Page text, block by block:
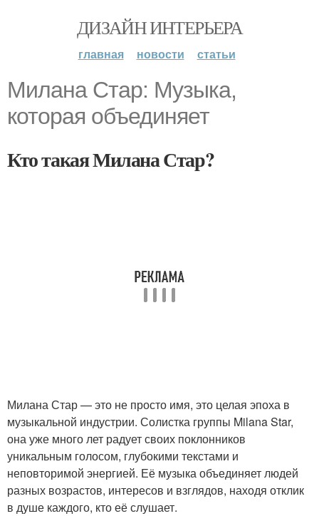
ДИЗАЙН ИНТЕРЬЕРА
главная новости статьи
Милана Стар: Музыка,
которая объединяет
Кто такая Милана Стар?
Милана Стар — это не просто имя, это целая эпоха в
музыкальной индустрии. Солистка группы Milana Star,
она уже много лет радует своих поклонников
уникальным голосом, глубокими текстами и
неповторимой энергией. Её музыка объединяет людей
разных возрастов, интересов и взглядов, находя отклик
в душе каждого, кто её слушает.